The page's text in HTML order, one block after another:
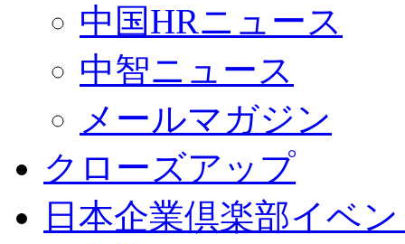
中国HRニュース
中智ニュース
メールマガジン
クローズアップ
日本企業倶楽部イベ